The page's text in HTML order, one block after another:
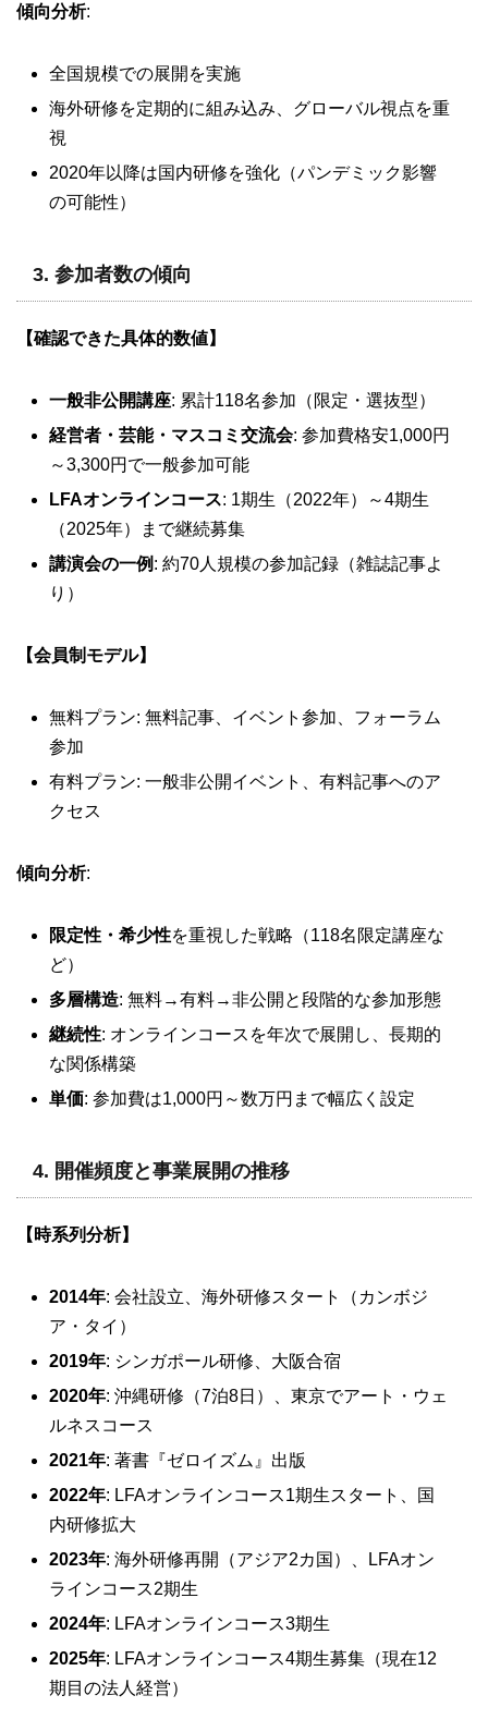
傾向分析:
全国規模での展開を実施
海外研修を定期的に組み込み、グローバル視点を重
視
2020年以降は国内研修を強化（パンデミック影響
の可能性）
3. 参加者数の傾向
【確認できた具体的数値】
一般非公開講座: 累計118名参加（限定・選抜型）
経営者・芸能・マスコミ交流会: 参加費格安1,000円
～3,300円で一般参加可能
LFAオンラインコース: 1期生（2022年）～4期生
（2025年）まで継続募集
講演会の一例 : 約70人規模の参加記録（雑誌記事よ
り）
【会員制モデル】
無料プラン: 無料記事、イベント参加、フォーラム
参加
有料プラン: 一般非公開イベント、有料記事へのア
クセス
傾向分析:
限定性・希少性を重視した戦略（118名限定講座な
ど）
多層構造: 無料→有料→非公開と段階的な参加形態
継続性: オンラインコースを年次で展開し、長期的
な関係構築
単価: 参加費は1,000円～数万円まで幅広く設定
4. 開催頻度と事業展開の推移
【時系列分析】
2014年: 会社設立、海外研修スタート（カンボジ
ア・タイ）
2019年: シンガポール研修、大阪合宿
2020年: 沖縄研修（7泊8日）、東京でアート・ウェ
ルネスコース
2021年: 著書『ゼロイズム』出版
2022年: LFAオンラインコース1期生スタート、国
内研修拡大
2023年: 海外研修再開（アジア2カ国）、LFAオン
ラインコース2期生
2024年: LFAオンラインコース3期生
2025年: LFAオンラインコース4期生募集（現在12
期目の法人経営）